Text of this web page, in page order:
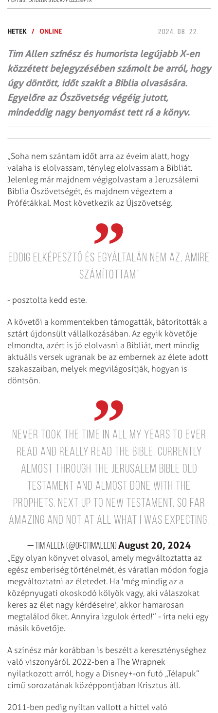
HETEK / ONLINE 2024. 08. 22.
Tim Allen színész és humorista legújabb X-en
közzétett bejegyzésében számolt be arról, hogy
úgy döntött, időt szakít a Biblia olvasására.
Egyelőre az Ószövetség végéig jutott,
mindeddig nagy benyomást tett rá a könyv.
„Soha nem szántam időt arra az éveim alatt, hogy
valaha is elolvassam, tényleg elolvassam a Bibliát.
Jelenleg már majdnem végigolvastam a Jeruzsálemi
Biblia Ószövetségét, és majdnem végeztem a
Prófétákkal. Most következik az Újszövetség.
Eddig elképesztő és egyáltalán nem az, amire
számítottam”
- posztolta kedd este.
A követői a kommentekben támogatták, bátorították a
sztárt újdonsült vállalkozásában. Az egyik követője
elmondta, azért is jó elolvasni a Bibliát, mert mindig
aktuális versek ugranak be az embernek az élete adott
szakaszaiban, melyek megvilágosítják, hogyan is
döntsön.
Never took the time in all my years to ever
read and really read the Bible. Currently
almost through the Jerusalem Bible Old
Testament and almost done with the
Prophets. Next up to New Testament. So far
amazing and not at all what I was expecting.
— Tim Allen (@ofctimallen) August 20, 2024
„Egy olyan könyvet olvasol, amely megváltoztatta az
egész emberiség történelmét, és váratlan módon fogja
megváltoztatni az életedet. Ha 'még mindig az a
középnyugati okoskodó kölyök vagy, aki válaszokat
keres az élet nagy kérdéseire', akkor hamarosan
megtalálod őket. Annyira izgulok érted!” - írta neki egy
másik követője.
A színész már korábban is beszélt a kereszténységhez
való viszonyáról. 2022-ben a The Wrapnek
nyilatkozott arról, hogy a Disney+-on futó „Télapuk”
című sorozatának középpontjában Krisztus áll.
2011-ben pedig nyíltan vallott a hittel való